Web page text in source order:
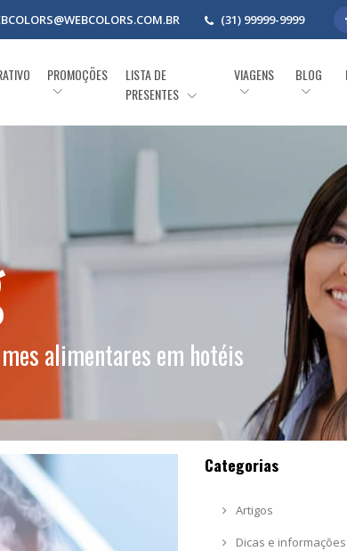
(31) 99999-9999
PROMOÇÕES
LISTA DE
PRESENTES
VIAGENS BLOG
alimentares em hotéis
Categorias
Artigos
Dicas e informações